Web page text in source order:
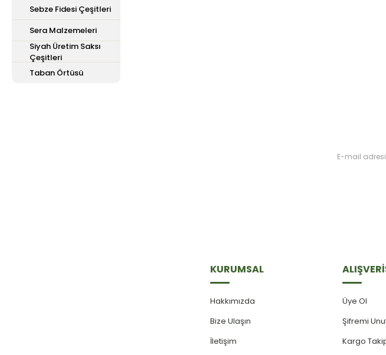
Sebze Fidesi Çeşitleri
Sera Malzemeleri
Siyah Üretim Saksı
Çeşitleri
Taban Örtüsü
KURUMSAL
Hakkımızda
Bize Ulaşın
İletişim
Üye Ol
Şifremi
Kargo